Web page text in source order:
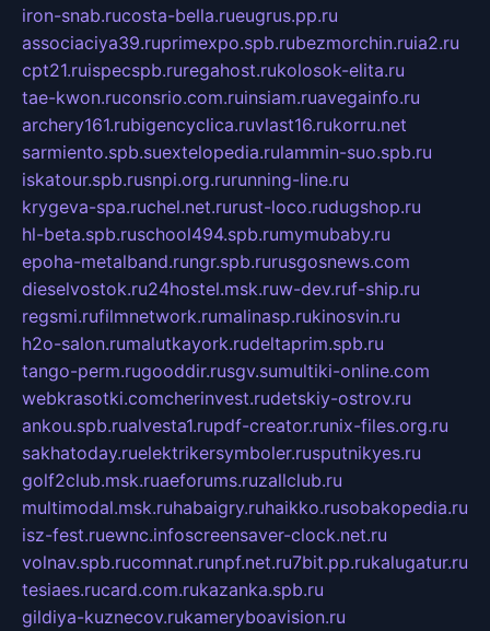
iron-snab.rucosta-bella.rueugrus.pp.ru
associaciya39.ruprimexpo.spb.rubezmorchin.ruia2.ru
cpt21.ruispecspb.ruregahost.rukolosok-elita.ru
tae-kwon.ruconsrio.com.ruinsiam.ruavegainfo.ru
archery161.rubigencyclica.ruvlast16.rukorru.net
sarmiento.spb.suextelopedia.rulammin-suo.spb.ru
iskatour.spb.rusnpi.org.rurunning-line.ru
krygeva-spa.ruchel.net.rurust-loco.rudugshop.ru
hl-beta.spb.ruschool494.spb.rumymubaby.ru
epoha-metalband.rungr.spb.rurusgosnews.com
dieselvostok.ru24hostel.msk.ruw-dev.ruf-ship.ru
regsmi.rufilmnetwork.rumalinasp.rukinosvin.ru
h2o-salon.rumalutkayork.rudeltaprim.spb.ru
tango-perm.rugooddir.rusgv.sumultiki-online.com
webkrasotki.comcherinvest.rudetskiy-ostrov.ru
ankou.spb.rualvesta1.rupdf-creator.runix-files.org.ru
sakhatoday.ruelektrikersymboler.rusputnikyes.ru
golf2club.msk.ruaeforums.ruzallclub.ru
multimodal.msk.ruhabaigry.ruhaikko.rusobakopedia.ru
isz-fest.ruewnc.infoscreensaver-clock.net.ru
volnav.spb.rucomnat.runpf.net.ru7bit.pp.rukalugatur.ru
tesiaes.rucard.com.rukazanka.spb.ru
gildiya-kuznecov.rukameryboavision.ru